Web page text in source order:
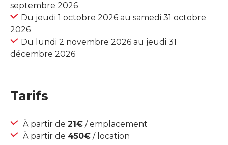
septembre 2026
Du jeudi 1 octobre 2026 au samedi 31 octobre
2026
Du lundi 2 novembre 2026 au jeudi 31
décembre 2026
Tarifs
À partir de 21€ / emplacement
À partir de 450€ / location